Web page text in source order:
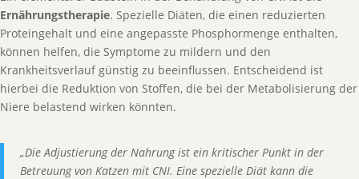
Ernährungstherapie. Spezielle Diäten, die einen reduzierten
Proteingehalt und eine angepasste Phosphormenge enthalten,
können helfen, die Symptome zu mildern und den
Krankheitsverlauf günstig zu beeinflussen. Entscheidend ist
hierbei die Reduktion von Stoffen, die bei der Metabolisierung der
Niere belastend wirken könnten.
„Die Adjustierung der Nahrung ist ein kritischer Punkt in der
Betreuung von Katzen mit CNI. Eine spezielle Diät kann die